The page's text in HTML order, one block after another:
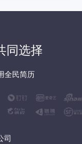
同选择
全民简历
司